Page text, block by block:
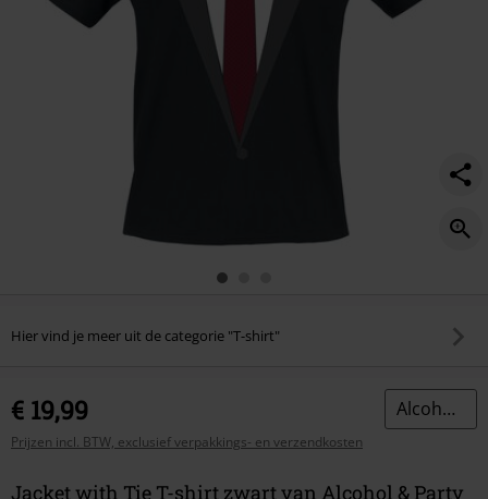
Hier vind je meer uit de categorie "T-shirt"
€ 19,99
Prijzen incl. BTW, exclusief verpakkings- en verzendkosten
Alcohol & Party
Jacket with Tie T-shirt zwart van Alcohol & Party